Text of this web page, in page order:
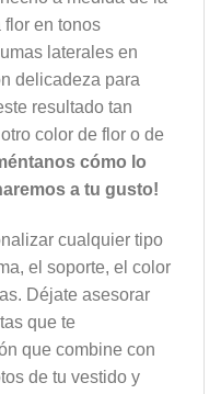
flor en tonos
laterales en
delicadeza para
resultado tan
color de flor o de
cómo lo
a tu gusto!
cualquier tipo
el soporte, el color
Déjate asesorar
que te
que combine con
de tu vestido y